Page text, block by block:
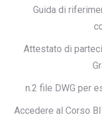
Guida di
Attestato di
n.2 file DWG per
Accedere al Corso